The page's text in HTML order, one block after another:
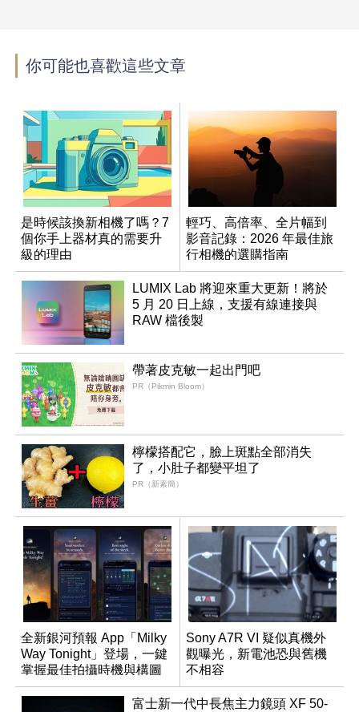
你可能也喜歡這些文章
是時候該換新相機了嗎？7
個你手上器材真的需要升
級的理由
輕巧、高倍率、全片幅到
影音記錄：2026 年最佳旅
行相機的選購指南
LUMIX Lab 將迎來重大更新！將於
5 月 20 日上線，支援有線連接與
RAW 檔後製
帶著皮克敏一起出門吧
PR（Pikmin Bloom）
檸檬搭配它，臉上斑點全部消失
了，小肚子都變平坦了
PR（新素簡）
全新銀河預報 App「Milky
Way Tonight」登場，一鍵
掌握最佳拍攝時機與構圖
Sony A7R VI 疑似真機外
觀曝光，新電池恐與舊機
不相容
富士新一代中長焦主力鏡頭 XF 50-